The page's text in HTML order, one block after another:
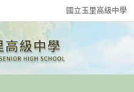
國立玉里高級中學